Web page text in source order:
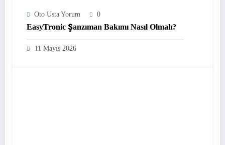
Oto Usta Yorum 0
EasyTronic Şanzıman Bakımı Nasıl Olmalı?
11 Mayıs 2026